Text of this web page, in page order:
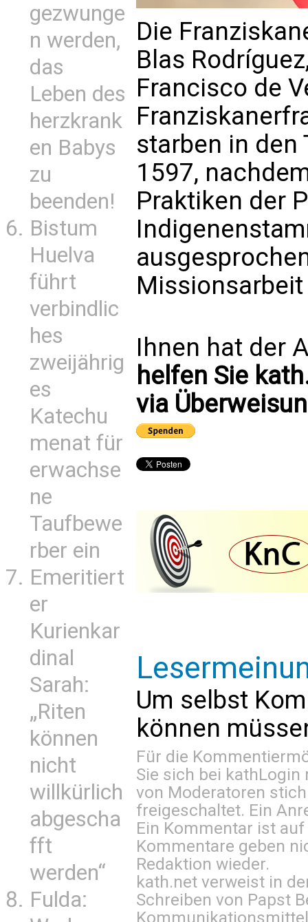
gezwunge
n werden,
das
Leben des
herzkrank
en Babys
zu
beenden!
Bistum
Huelva
führt
verbindlic
hes
zweijährig
es
Katechu
menat für
erwachse
ne
Taufbewe
rber ein
Emeritiert
er
Kurienkar
dinal
Sarah:
„Riten
können
nicht
willkürlich
abgescha
fft
werden“
Fulda:
Die
Blas
Francisco de
starben in den
1597,
Praktiken der
Ihnen hat der
helfen Sie
via
Um selbst
können
Für die
Sie sich bei kathLogin
von Moderatoren
freigeschaltet. Ein
Ein Kommentar ist
Kommentare geben
Redaktion wieder.
kath.net verweist in
Schreiben von Papst